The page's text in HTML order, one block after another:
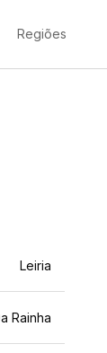
Regiões
Leiria
Rainha